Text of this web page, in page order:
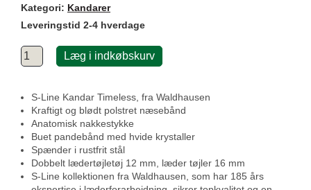
Kategori: Kandarer
Leveringstid 2-4 hverdage
Læg i indkøbskurv
S-Line Kandar Timeless, fra Waldhausen
Kraftigt og blødt polstret næsebånd
Anatomisk nakkestykke
Buet pandebånd med hvide krystaller
Spænder i rustfrit stål
Dobbelt lædertøjletøj 12 mm, læder tøjler 16 mm
S-Line kollektionen fra Waldhausen, som har 185 års